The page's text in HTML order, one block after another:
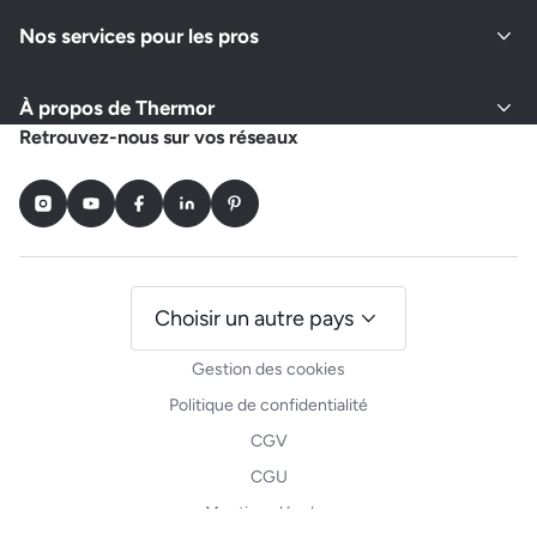
Nos services pour les pros
À propos de Thermor
Retrouvez-nous sur vos réseaux
InstagramYoutubeFacebookLinkedInPinterest
Gestion des cookies
Politique de confidentialité
CGV
CGU
Mentions légales
Choisir un autre pays